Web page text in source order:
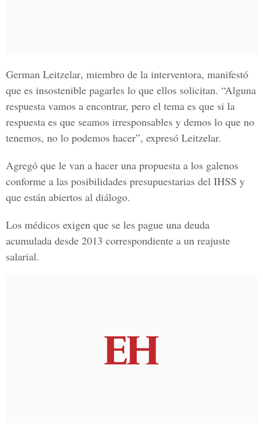
German Leitzelar, miembro de la interventora, manifestó
que es insostenible pagarles lo que ellos solicitan. “Alguna
respuesta vamos a encontrar, pero el tema es que si la
respuesta es que seamos irresponsables y demos lo que no
tenemos, no lo podemos hacer”, expresó Leitzelar.
Agregó que le van a hacer una propuesta a los galenos
conforme a las posibilidades presupuestarias del IHSS y
que están abiertos al diálogo.
Los médicos exigen que se les pague una deuda
acumulada desde 2013 correspondiente a un reajuste
salarial.